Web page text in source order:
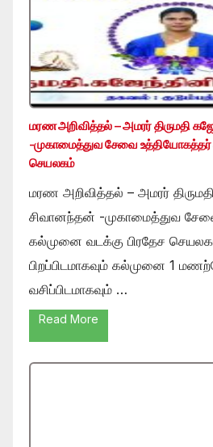
மரண அறிவித்தல் – அமரர் திருமதி
-முகாமைத்துவ சேவை உத்தியோகத்தர்
செயலகம்
மரண அறிவித்தல் – அமரர்
சிவானந்தன் -முகாமைத்துவ
கல்முனை வடக்கு பிரதேச
பிறப்பிடமாகவும் கல்முனை 1
வசிப்பிடமாகவும் …
Read More